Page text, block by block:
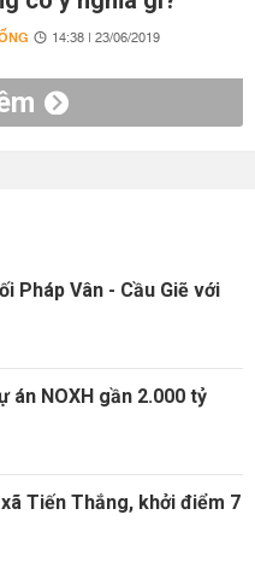
14:38 | 23/06/2019
Pháp Vân - Cầu Giẽ với
án NOXH gần 2.000 tỷ
Tiến Thắng, khởi điểm 7